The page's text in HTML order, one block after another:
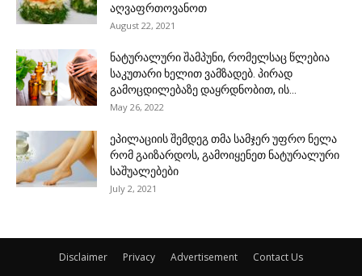
აღვაფრთოვანოთ
August 22, 2021
ნატურალური შამპუნი, რომელსაც წლებია
საკუთარი ხელით ვამზადებ. პირად
გამოცდილებაზე დაყრდნობით, ის...
May 26, 2022
ეპილაციის შემდეგ თმა სამჯერ უფრო ნელა
რომ გაიზარდოს, გამოიყენეთ ნატურალური
საშუალებები
July 2, 2021
Disclaimer Privacy Advertisement Contact Us